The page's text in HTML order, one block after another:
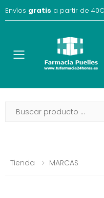
Envíos gratis a partir de 40€
Toggle
Tienda MARCAS